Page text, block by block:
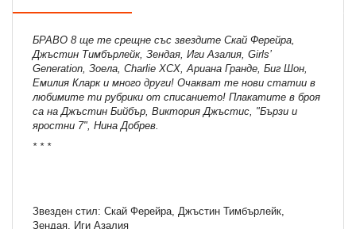
БРАВО 8 ще те срещне със звездите Скай Ферейра,
Джъстин Тимбърлейк, Зендая, Иги Азалия, Girls’
Generation, Зоела, Charlie XCX, Ариана Гранде, Биг Шон,
Емилия Кларк и много други! Очакват те нови статии в
любимите ти рубрики от списанието! Плакатите в броя
са на Джъстин Бийбър, Виктория Джъстис, "Бързи и
яростни 7", Нина Добрев.
* * *
Звезден стил: Скай Ферейра, Джъстин Тимбърлейк,
Зендая, Иги Азалия